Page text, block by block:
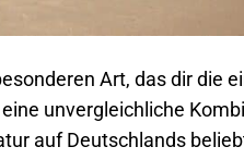
Art, das dir die
unvergleichliche
auf Deutschlands